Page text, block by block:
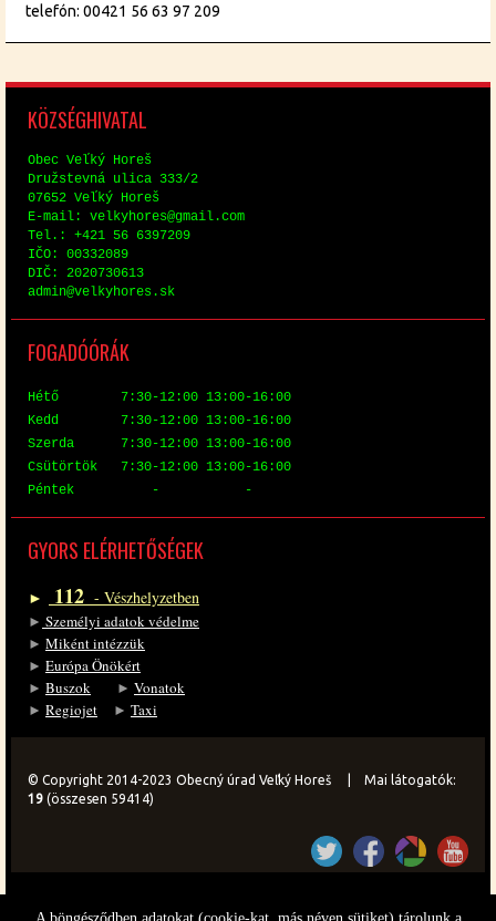
telefón: 00421 56 63 97 209
KÖZ­SÉG­HI­VA­TAL
Obec Veľký Horeš
Družstev­ná uli­ca 333/2
07652 Veľký Horeš
E-mail: vel­ky­hores@​gmail.​com
Tel.: +421 56 6397209
IČO: 00332089
DIČ: 2020730613
ad­min@​vel​kyho​res.​sk
FO­GA­DÓ­ÓRÁK
Hé­tő 7:30-12:00 13:00-16:00
Kedd 7:30-12:00 13:00-16:00
Szer­da 7:30-12:00 13:00-16:00
Csü­tör­tök 7:30-12:00 13:00-16:00
Pén­tek - -
GYORS EL­ÉR­HE­TŐ­SÉ­GEK
► 112 - Vész­hely­zet­ben
► Sze­mé­lyi ada­tok vé­del­me
► Mi­ként in­téz­zük
► Eu­ró­pa Önö­kért
► Bu­szok ► Vo­na­tok
► Re­gi­o­jet ► Ta­xi
© Copyright 2014-2023 Obecný úrad Veľký Horeš | Mai látogatók:
19 (összesen 59414)